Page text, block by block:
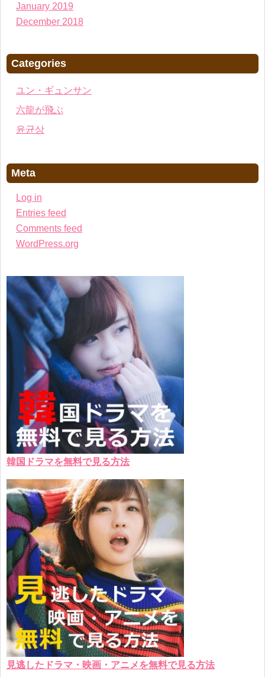
January 2019
December 2018
Categories
ユン・ギュンサン
六龍が飛ぶ
윤균상
Meta
Log in
Entries feed
Comments feed
WordPress.org
韓国ドラマを無料で見る方法
見逃したドラマ・映画・アニメを無料で見る方法